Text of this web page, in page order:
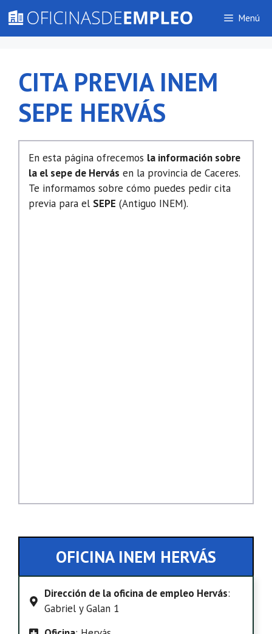
contenido
Menú
CITA PREVIA INEM
SEPE HERVÁS
En esta página ofrecemos la información sobre
la el sepe de Hervás en la provincia de Caceres.
Te informamos sobre cómo puedes pedir cita
previa para el SEPE (Antiguo INEM).
OFICINA INEM HERVÁS
Dirección de la oficina de empleo Hervás:
Gabriel y Galan 1